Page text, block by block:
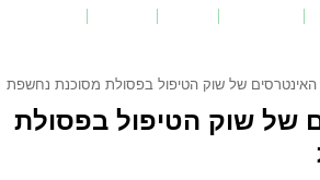
של שוק הטיפול בפסולת מסוכנת נחשפת
של שוק הטיפול בפסולת